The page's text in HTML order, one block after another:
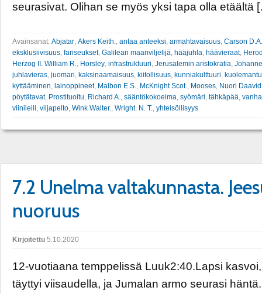
seurasivat. Olihan se myös yksi tapa olla etäältä
Avainsanat: Abjatar Akers Keith. antaa anteeksi armahtavaisuus Carson D.A.
eksklusiivisuus fariseukset, Galilean maanviljelijä hääjuhla häävieraat,
Herzog II. William R.
Horsley infrastruktuuri Jerusalemin aristokratia
juhlavieras juomari kaksinaamaisuus kiitollisuus kunniakulttuuri
kyttääminen lainoppineet, Malbon E.S. McKnight Scot. Mooses Nuori Daavid
pöytätavat, Prostituoitu Richard A. sääntökokoelma syömäri tähkäpää
viinileili viljapelto Wink Walter. Wright. N. T. yhteisöllisyys
7.2 Unelma valtakunnasta.
nuoruus
Kirjoitettu 5.10.2020
12-vuotiaana temppelissä Luuk2:40.Lapsi
täyttyi viisaudella, ja Jumalan armo seurasi